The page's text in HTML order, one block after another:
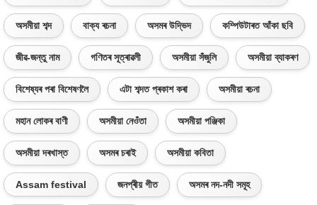
অসমীয়া শব্দ বাক্য ৰচনা অসমৰ উদ্ভিদ কম্পিউটাৰত আঁকা ছবি
জীৱ-জন্তু নাম গণিতৰ সূত্ৰাৱলী অসমীয়া সঁজুলি অসমীয়া ব্যাকৰণ
বিশেষ্যৰ পৰা বিশেষণলৈ এটা শব্দত প্ৰকাশ কৰা অসমীয়া ৰচনা
মহান লোকৰ বাণী অসমীয়া নেওঁতা অসমীয়া পঞ্জিকা
অসমীয়া দৰখাস্ত অসমৰ চৰাই অসমীয়া কবিতা
Assam festival জনপ্ৰীয় গীত অসমৰ নদ-নদী সমূহ